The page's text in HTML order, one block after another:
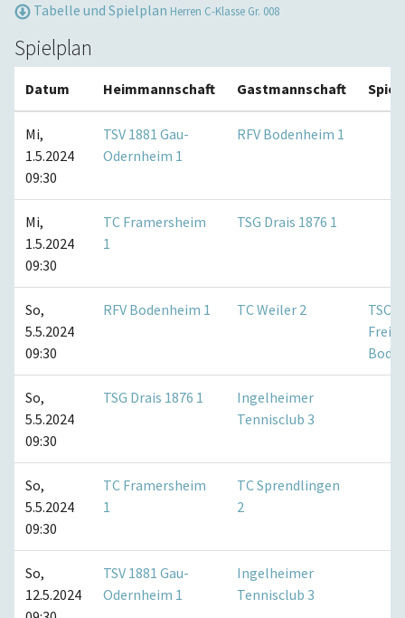
Tabelle und Spielplan Herren C-Klasse Gr. 008
Spielplan
Datum Heimmannschaft Gastmannschaft
Mi,
1.5.2024
09:30
TSV 1881 Gau-
Odernheim 1
RFV Bodenheim 1
Mi,
1.5.2024
09:30
TC Framersheim
1
TSG Drais 1876 1
So,
5.5.2024
09:30
RFV Bodenheim 1 TC Weiler 2
TSC
So,
5.5.2024
09:30
TSG Drais 1876 1
Ingelheimer
Tennisclub 3
So,
5.5.2024
09:30
TC Framersheim
1
TC Sprendlingen
2
So,
12.5.2024
TSV 1881 Gau-
Odernheim 1
Ingelheimer
Tennisclub 3